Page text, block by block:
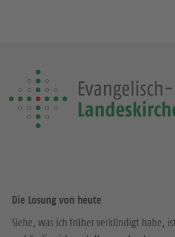
Die Losung von heute
Siehe, was ich früher verkündigt habe,